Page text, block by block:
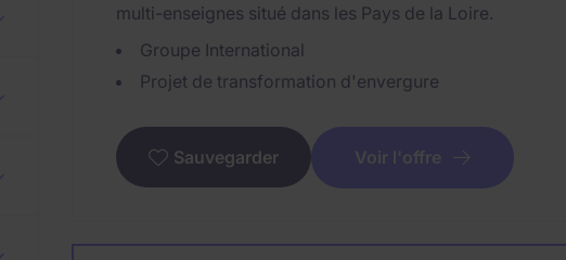
multi-enseignes situé dans les Pays de la Loire.
Groupe International
Projet de transformation d'envergure
Sauvegarder Voir l'offre